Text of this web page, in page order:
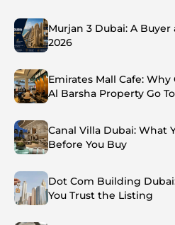
Murjan 3 Dubai: A
2026
Emirates Mall Cafe:
Al Barsha Property Go
Canal Villa Dubai: What
Before You Buy
Dot Com Building
You Trust the Listing